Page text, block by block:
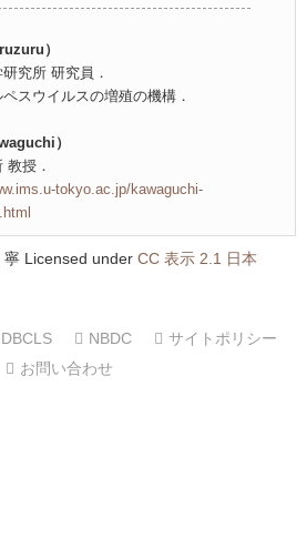
）
究所 研究員．
スウイルスの増殖の機構．
）
教授．
tokyo.ac.jp/kawaguchi-
Licensed under CC 表示 2.1 日本
DBCLS NBDC
サイトポリシー
お問い合わせ